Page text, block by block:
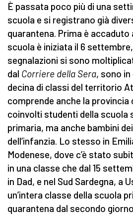
È passata poco più di una
scuola e si registrano già
quarantena. Prima è accaduto
scuola è iniziata il 6
segnalazioni si sono
dal Corriere della Sera, sono
decina di classi del territorio
comprende anche la provincia
coinvolti studenti della scuola
primaria, ma anche bambini
dell’infanzia. Lo stesso in
Modenese, dove c’è stato
in una classe che dal 15
in Dad, e nel Sud Sardegna, a
un’intera classe della scuola
quarantena dal secondo